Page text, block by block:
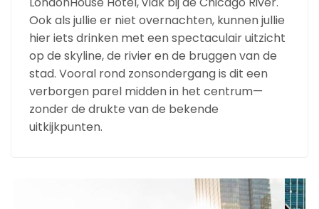
Ook als jullie er niet overnachten, kunnen jullie
hier iets drinken met een spectaculair uitzicht
op de skyline, de rivier en de bruggen van de
stad. Vooral rond zonsondergang is dit een
verborgen parel midden in het centrum—
zonder de drukte van de bekende
uitkijkpunten.